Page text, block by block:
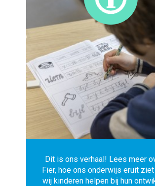
Dit is ons verhaal! Lees meer
Fier, hoe ons onderwijs eruit
wij kinderen helpen bij hun